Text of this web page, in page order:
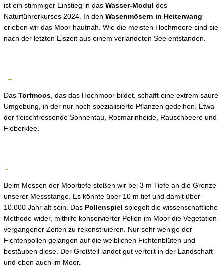
ist ein stimmiger Einstieg in das Wasser-Modul des
Naturführerkurses 2024. In den Wasenmösern in Heiterwang
erleben wir das Moor hautnah. Wie die meisten Hochmoore sind sie
nach der letzten Eiszeit aus einem verlandeten See entstanden.
Das Torfmoos , das das Hochmoor bildet, schafft eine extrem saure
Umgebung, in der nur hoch spezialisierte Pflanzen gedeihen. Etwa
der fleischfressende Sonnentau, Rosmarinheide, Rauschbeere und
Fieberklee.
Beim Messen der Moortiefe stoßen wir bei 3 m Tiefe an die Grenze
unserer Messstange. Es könnte über 10 m tief und damit über
10.000 Jahr alt sein. Das Pollenspiel spiegelt die wissenschaftliche
Methode wider, mithilfe konservierter Pollen im Moor die Vegetation
vergangener Zeiten zu rekonstruieren. Nur sehr wenige der
Fichtenpollen gelangen auf die weiblichen Fichtenblüten und
bestäuben diese. Der Großteil landet gut verteilt in der Landschaft
und eben auch im Moor.